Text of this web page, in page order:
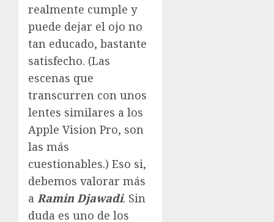
realmente cumple y
puede dejar el ojo no
tan educado, bastante
satisfecho. (Las
escenas que
transcurren con unos
lentes similares a los
Apple Vision Pro, son
las más
cuestionables.) Eso si,
debemos valorar más
a Ramin Djawadi. Sin
duda es uno de los